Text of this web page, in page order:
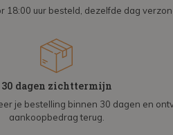
18:00 uur besteld, dezelfde dag
30 dagen zichttermijn
je bestelling binnen 30 dagen en
aankoopbedrag terug.